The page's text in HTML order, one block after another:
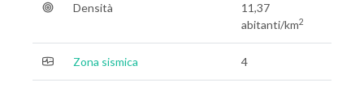
Densità
11,37
abitanti/km2
Zona sismica 4